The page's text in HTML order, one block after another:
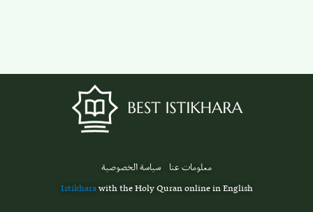
معلومات عنا سياسة الخصوصية
Istikharawith the Holy Quran online in English